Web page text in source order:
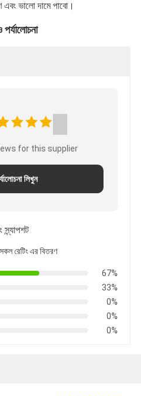
ভালো দামে পাবো।
পর্যালোচনা
for this supplier
লিখুন
স্ন্যাপশট
রেটিং এর বিতরণ
67%
33%
0%
0%
0%